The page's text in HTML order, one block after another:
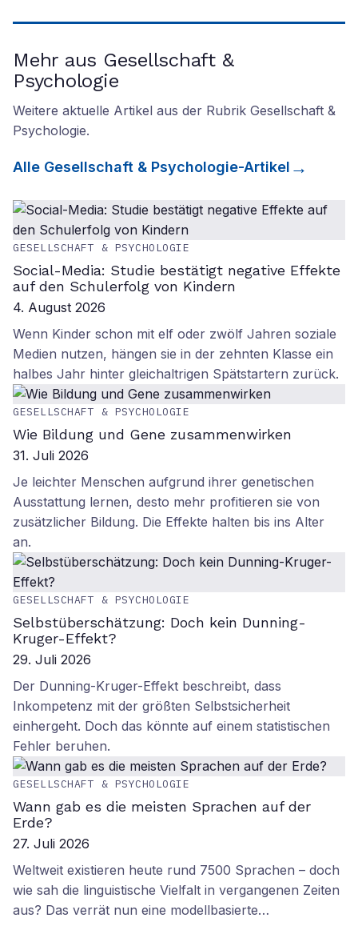
Mehr aus Gesellschaft &
Psychologie
Weitere aktuelle Artikel aus der Rubrik Gesellschaft &
Psychologie.
Alle Gesellschaft & Psychologie-Artikel
GESELLSCHAFT & PSYCHOLOGIE
Social-Media: Studie bestätigt negative Effekte
auf den Schulerfolg von Kindern
4. August 2026
Wenn Kinder schon mit elf oder zwölf Jahren soziale
Medien nutzen, hängen sie in der zehnten Klasse ein
halbes Jahr hinter gleichaltrigen Spätstartern zurück.
GESELLSCHAFT & PSYCHOLOGIE
Wie Bildung und Gene zusammenwirken
31. Juli 2026
Je leichter Menschen aufgrund ihrer genetischen
Ausstattung lernen, desto mehr profitieren sie von
zusätzlicher Bildung. Die Effekte halten bis ins Alter
an.
GESELLSCHAFT & PSYCHOLOGIE
Selbstüberschätzung: Doch kein Dunning-
Kruger-Effekt?
29. Juli 2026
Der Dunning-Kruger-Effekt beschreibt, dass
Inkompetenz mit der größten Selbstsicherheit
einhergeht. Doch das könnte auf einem statistischen
Fehler beruhen.
GESELLSCHAFT & PSYCHOLOGIE
Wann gab es die meisten Sprachen auf der
Erde?
27. Juli 2026
Weltweit existieren heute rund 7500 Sprachen – doch
wie sah die linguistische Vielfalt in vergangenen Zeiten
aus? Das verrät nun eine modellbasierte…